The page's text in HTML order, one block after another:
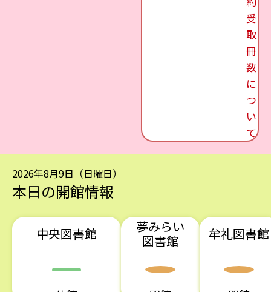
受
取
冊
数
に
つ
い
て
2026年8月9日（日曜日）
本日の開館情報
中央図書館
夢みらい
図書館
牟礼図書館